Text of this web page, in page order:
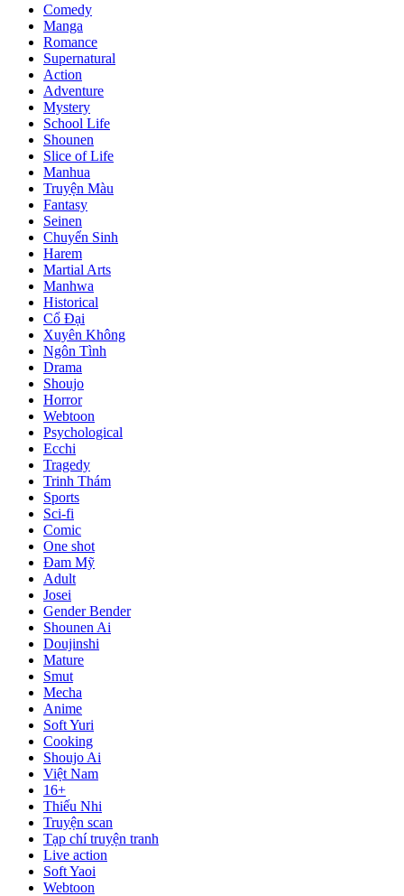
Comedy
Manga
Romance
Supernatural
Action
Adventure
Mystery
School Life
Shounen
Slice of Life
Manhua
Truyện Màu
Fantasy
Seinen
Chuyển Sinh
Harem
Martial Arts
Manhwa
Historical
Cổ Đại
Xuyên Không
Ngôn Tình
Drama
Shoujo
Horror
Webtoon
Psychological
Ecchi
Tragedy
Trinh Thám
Sports
Sci-fi
Comic
One shot
Đam Mỹ
Adult
Josei
Gender Bender
Shounen Ai
Doujinshi
Mature
Smut
Mecha
Anime
Soft Yuri
Cooking
Shoujo Ai
Việt Nam
16+
Thiếu Nhi
Truyện scan
Tạp chí truyện tranh
Live action
Soft Yaoi
Webtoon